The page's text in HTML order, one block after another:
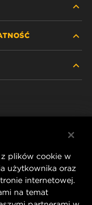
plików cookie w
użytkownika oraz
internetowej.
na temat